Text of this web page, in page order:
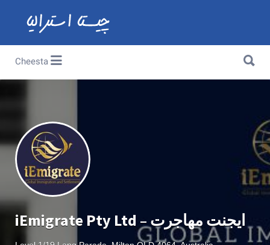
Cheesta
iEmigrate Pty Ltd – ایجنت مهاجرت